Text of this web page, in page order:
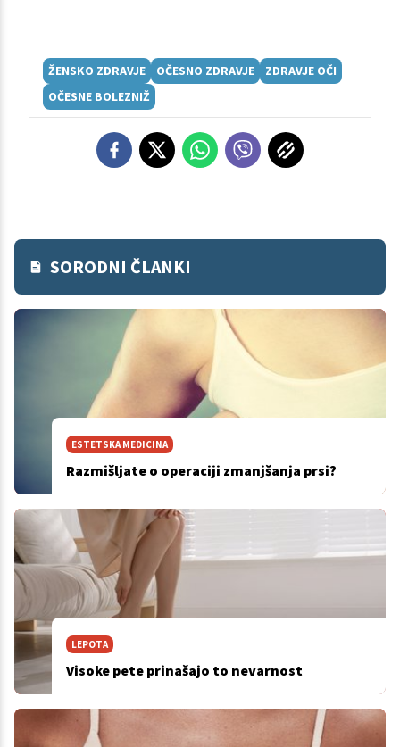
ŽENSKO ZDRAVJE OČESNO ZDRAVJE
ZDRAVJE OČI
OČESNE BOLEZNIŽ
SORODNI ČLANKI
ESTETSKA MEDICINA
Razmišljate o operaciji zmanjšanja prsi?
LEPOTA
Visoke pete prinašajo to nevarnost